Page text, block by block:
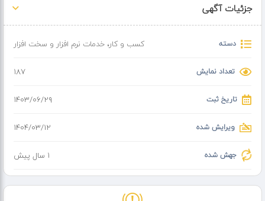
راحتی توسط کاربران و موتورهای جستجو پیدا شود. هدف ما رشد
کسب‌وکار شما و افزایش فروش آنلاین است. با ما تماس بگیرید و از
مشاوره رایگان بهره‌مند شوید!
جزئیات آگهی
دسته کسب و کار،خدمات نرم افزار و سخت افزار
تعداد نمایش 187
تاریخ ثبت ۱۴۰۳/۰۶/۲۹
ویرایش شده ۱۴۰۴/۰۳/۱۲
جهش شده 1 سال پیش